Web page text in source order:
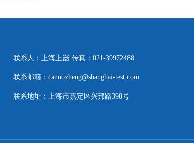
联系人：上海上器 传真：021-39972488
联系邮箱：cannozheng@shanghai-test.com
联系地址：上海市嘉定区兴邦路398号